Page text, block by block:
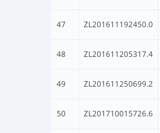
47 ZL201611192450.0
48 ZL201611205317.4
49 ZL201611250699.2
50 ZL201710015726.6